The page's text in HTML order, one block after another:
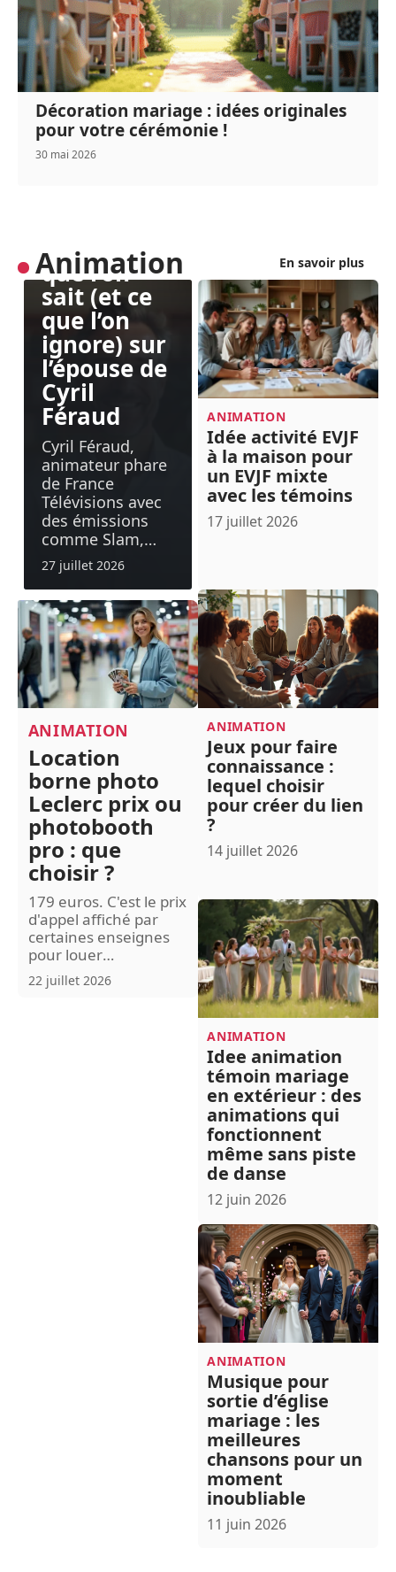
Décoration mariage : idées originales
pour votre cérémonie !
30 mai 2026
Animation En savoir plus
amour : ce
que l’on
sait (et ce
que l’on
ignore) sur
l’épouse de
Cyril
Féraud
Cyril Féraud,
animateur phare
de France
Télévisions avec
des émissions
comme Slam,…
27 juillet 2026
ANIMATION
Location
borne photo
Leclerc prix ou
photobooth
pro : que
choisir ?
179 euros. C'est le prix
d'appel affiché par
certaines enseignes
pour louer…
22 juillet 2026
ANIMATION
Idée activité EVJF
à la maison pour
un EVJF mixte
avec les témoins
17 juillet 2026
ANIMATION
Jeux pour faire
connaissance :
lequel choisir
pour créer du lien
?
14 juillet 2026
ANIMATION
Idee animation
témoin mariage
en extérieur : des
animations qui
fonctionnent
même sans piste
de danse
12 juin 2026
ANIMATION
Musique pour
sortie d’église
mariage : les
meilleures
chansons pour un
moment
inoubliable
11 juin 2026